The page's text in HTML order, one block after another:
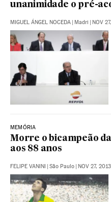
unanimidade o pré-
MIGUEL ÁNGEL NOCEDA Madri NOV
MEMÓRIA
Morre o bicampeão
aos 88 anos
FELIPE VANINI | São Paulo | NOV 27,